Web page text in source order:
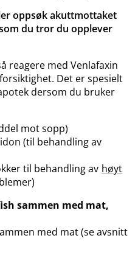
oppsøk akuttmottaket
du tror du opplever
reagere med Venlafaxin
Det er spesielt
dersom du bruker
mot sopp)
(til behandling av
til behandling av høyt
sammen med mat,
med mat (se avsnitt